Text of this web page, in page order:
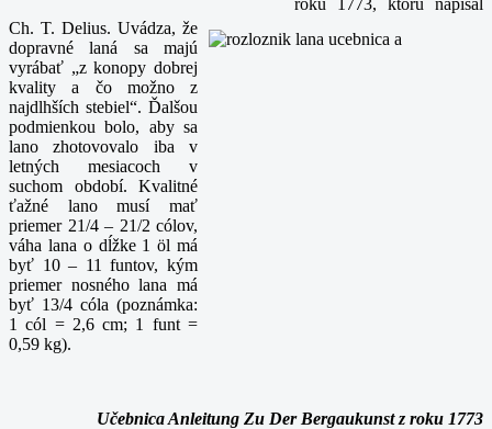
Ch. T. Delius. Uvádza, že
dopravné laná sa majú
vyrábať „z konopy dobrej
kvality a čo možno z
najdlhších stebiel“. Ďalšou
podmienkou bolo, aby sa
lano zhotovovalo iba v
letných mesiacoch v
suchom období. Kvalitné
ťažné lano musí mať
priemer 21/4 – 21/2 cólov,
váha lana o dĺžke 1 öl má
byť 10 – 11 funtov, kým
priemer nosného lana má
byť 13/4 cóla (poznámka:
1 cól = 2,6 cm; 1 funt =
0,59 kg).
Učebnica Anleitung Zu Der Bergaukunst z roku 1773